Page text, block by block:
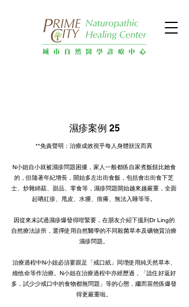
濕疹案例 25
**免責聲明：治療成效視乎每人身體狀況而異
N小姐自小就被濕疹問題困擾，家人一般都係自家煮飯餸比她食
的，但隨著年紀增長，開始多左出街食飯，包括會出街食下芝
士、炒雜綿菇、甜品、零食等，濕疹問題開始越來越嚴重，全面
起哂紅疹、甩皮、水腫、痕癢、無法入睡等等。
因從來未試過濕疹爆發得咁緊要，在朋友介紹下搵到Dr Ling的
自然療法診所，選擇使用自然醫學的不同殺菌草本及礦物質治療
濕疹問題。
治療過程中N小姐必須要跟足「戒口紙」同埋使用純天然草本、
維他命等作治療。N小姐在治療過程中亦經歷過，「諗住好返好
多，試少少戒口中的食物都無問題」等的心態，繼而當然係爆發
得更嚴重啦。